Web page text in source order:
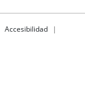
Accesibilidad